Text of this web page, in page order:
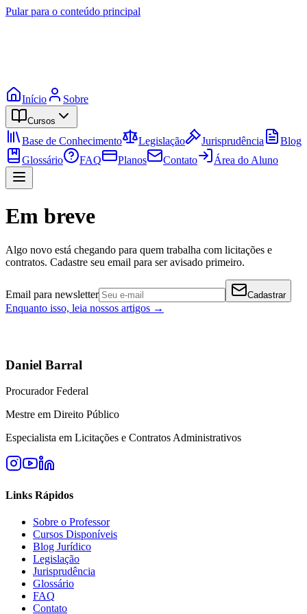
Pular para o conteúdo principal
Início Sobre
Cursos
Base de Conhecimento Legislação Jurisprudência
Blog
Glossário
FAQ Planos Contato Área do Aluno
Em breve
Algo novo está chegando para quem trabalha com licitações e
contratos. Cadastre seu email para ser avisado primeiro.
Email para newsletter Cadastrar
Enquanto isso, leia nossos artigos →
Daniel Barral
Procurador Federal
Mestre em Direito Público
Especialista em Licitações e Contratos Administrativos
Links Rápidos
Sobre o Professor
Cursos Disponíveis
Blog Jurídico
Legislação
Jurisprudência
Glossário
FAQ
Contato